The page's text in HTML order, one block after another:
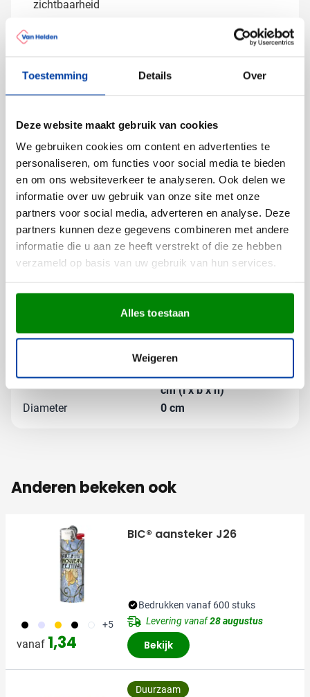
Toestemming Details Over
Deze website maakt gebruik van cookies
We gebruiken cookies om content en advertenties te
personaliseren, om functies voor social media te bieden
en om ons websiteverkeer te analyseren. Ook delen we
informatie over uw gebruik van onze site met onze
partners voor social media, adverteren en analyse. Deze
partners kunnen deze gegevens combineren met andere
informatie die u aan ze heeft verstrekt of die ze hebben
verzameld op basis van uw gebruik van hun services.
Alles toestaan
Weigeren
zichtbaarheid
De doming techniek zorgt voor een hoogwaardige,
en slijtage, waardoor je logo er jarenlang perfect uit
Gratis digitaal voorbeeld van je
bedrukte sleutelhanger
Benieuwd hoe jouw logo eruit ziet op deze luxe
sleutelhanger? Vraag een digitaal voorbeeld aan en zie
vooraf precies wat je kunt verwachten. Onze experts
denken graag met je mee over de beste manier om
jouw logo optimaal tot zijn recht te laten komen. Neem
contact met ons op en we zorgen dat je bedrukte
sleutelhangers snel geleverd worden.
Lees meer
28 gram
Merk
TopRide
Leder, Metaal
Afmetingen
10.7 cm x 3.4 cm x 0.8
cm (l x b x h)
Diameter
0 cm
Anderen bekeken ook
001 353 056 310 304 +5
vanaf 1,34
BIC® aansteker J26
Bedrukken vanaf 600 stuks
Levering vanaf28 augustus
Bekijk
Duurzaam